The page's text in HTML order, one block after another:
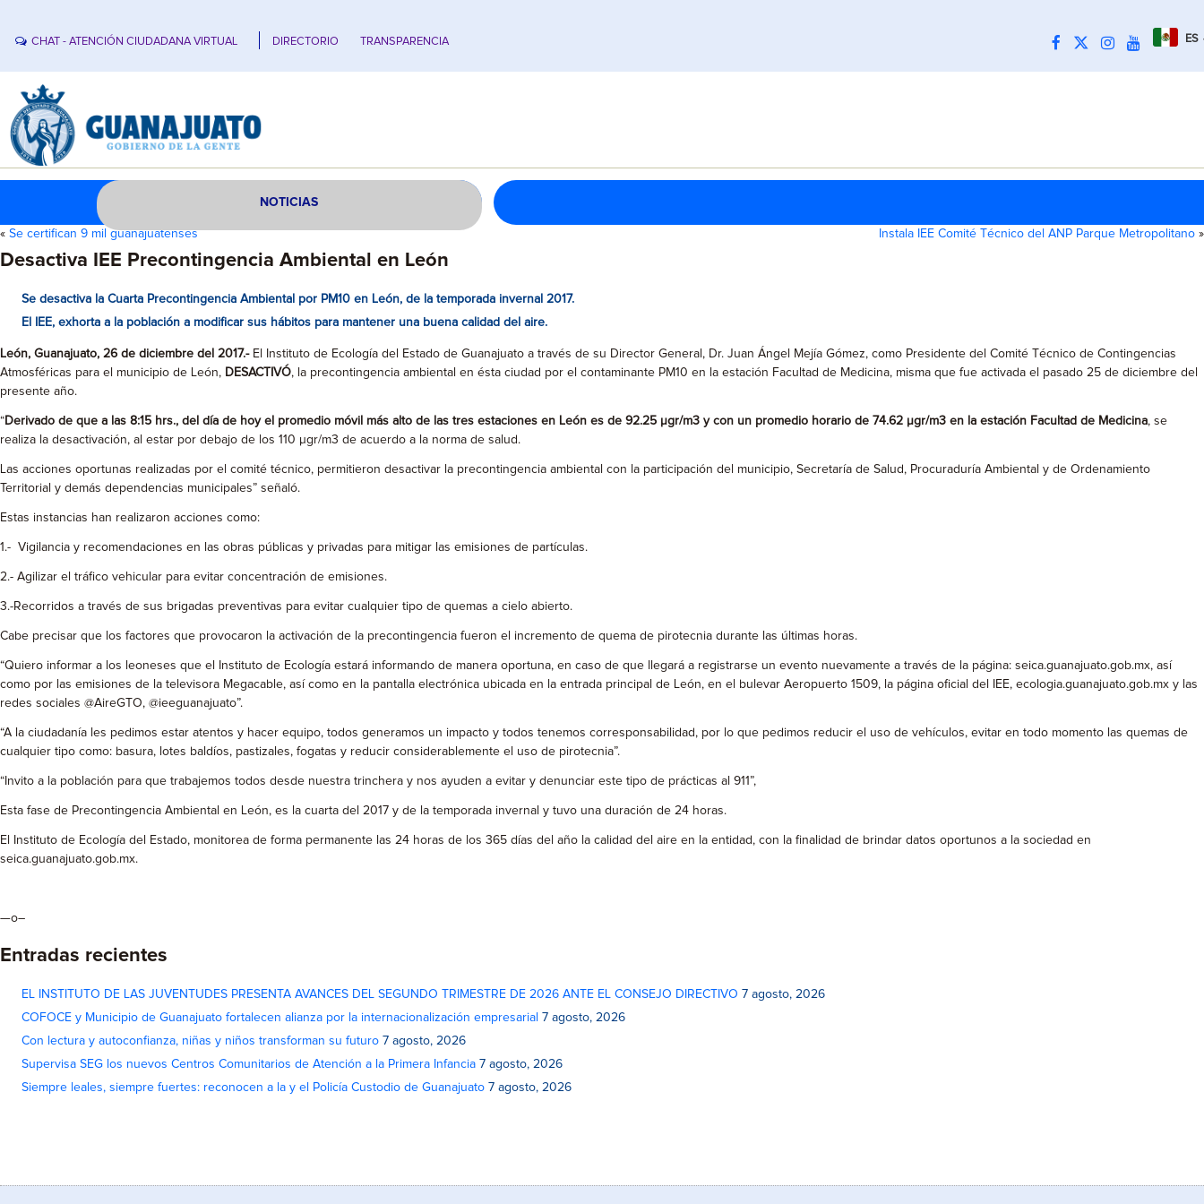
CHAT - ATENCIÓN CIUDADANA VIRTUAL DIRECTORIO TRANSPARENCIA ES
NOTICIAS
« Se certifican 9 mil guanajuatenses Instala IEE Comité Técnico del ANP Parque Metropolitano »
Desactiva IEE Precontingencia Ambiental en León
Se desactiva la Cuarta Precontingencia Ambiental por PM10 en León, de la temporada invernal 2017.
El IEE, exhorta a la población a modificar sus hábitos para mantener una buena calidad del aire.
León, Guanajuato, 26 de diciembre del 2017.- El Instituto de Ecología del Estado de Guanajuato a través de su Director General, Dr. Juan Ángel Mejía Gómez, como Presidente del Comité Técnico de Contingencias
Atmosféricas para el municipio de León, DESACTIVÓ, la precontingencia ambiental en ésta ciudad por el contaminante PM10 en la estación Facultad de Medicina, misma que fue activada el pasado 25 de diciembre del
presente año.
“Derivado de que a las 8:15 hrs., del día de hoy el promedio móvil más alto de las tres estaciones en León es de 92.25 µgr/m3 y con un promedio horario de 74.62 µgr/m3 en la estación Facultad de Medicina, se
realiza la desactivación, al estar por debajo de los 110 µgr/m3 de acuerdo a la norma de salud.
Las acciones oportunas realizadas por el comité técnico, permitieron desactivar la precontingencia ambiental con la participación del municipio, Secretaría de Salud, Procuraduría Ambiental y de Ordenamiento
Territorial y demás dependencias municipales” señaló.
Estas instancias han realizaron acciones como:
1.- Vigilancia y recomendaciones en las obras públicas y privadas para mitigar las emisiones de partículas.
2.- Agilizar el tráfico vehicular para evitar concentración de emisiones.
3.-Recorridos a través de sus brigadas preventivas para evitar cualquier tipo de quemas a cielo abierto.
Cabe precisar que los factores que provocaron la activación de la precontingencia fueron el incremento de quema de pirotecnia durante las últimas horas.
“Quiero informar a los leoneses que el Instituto de Ecología estará informando de manera oportuna, en caso de que llegará a registrarse un evento nuevamente a través de la página: seica.guanajuato.gob.mx, así
como por las emisiones de la televisora Megacable, así como en la pantalla electrónica ubicada en la entrada principal de León, en el bulevar Aeropuerto 1509, la página oficial del IEE, ecologia.guanajuato.gob.mx y las
redes sociales @AireGTO, @ieeguanajuato”.
“A la ciudadanía les pedimos estar atentos y hacer equipo, todos generamos un impacto y todos tenemos corresponsabilidad, por lo que pedimos reducir el uso de vehículos, evitar en todo momento las quemas de
cualquier tipo como: basura, lotes baldíos, pastizales, fogatas y reducir considerablemente el uso de pirotecnia”.
“Invito a la población para que trabajemos todos desde nuestra trinchera y nos ayuden a evitar y denunciar este tipo de prácticas al 911”,
Esta fase de Precontingencia Ambiental en León, es la cuarta del 2017 y de la temporada invernal y tuvo una duración de 24 horas.
El Instituto de Ecología del Estado, monitorea de forma permanente las 24 horas de los 365 días del año la calidad del aire en la entidad, con la finalidad de brindar datos oportunos a la sociedad en
seica.guanajuato.gob.mx.
—o–
Entradas recientes
EL INSTITUTO DE LAS JUVENTUDES PRESENTA AVANCES DEL SEGUNDO TRIMESTRE DE 2026 ANTE EL CONSEJO DIRECTIVO 7 agosto, 2026
COFOCE y Municipio de Guanajuato fortalecen alianza por la internacionalización empresarial 7 agosto, 2026
Con lectura y autoconfianza, niñas y niños transforman su futuro 7 agosto, 2026
Supervisa SEG los nuevos Centros Comunitarios de Atención a la Primera Infancia 7 agosto, 2026
Siempre leales, siempre fuertes: reconocen a la y el Policía Custodio de Guanajuato 7 agosto, 2026